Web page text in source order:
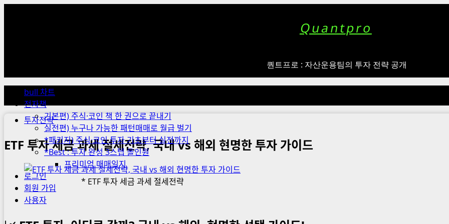
Quantpro
퀀트프로 : 자산운용팀의 투자 전략 공개
Menu
bull 차트
전자책
기본편) 주식·코인 책 한 권으로 끝내기
실전편) 누구나 가능한 패턴매매로 월급 벌기
*패키지) 주식·코인 투자 기초부터 실전까지
*Best : 투자 완성 3스텝 올인원
프리미엄 매매일지
로그인
회원 가입
사용자
투자전략
ETF 투자 세금 과세 절세전략, 국내 vs 해외 현명한 투자 가이드
* ETF 투자 세금 과세 절세전략